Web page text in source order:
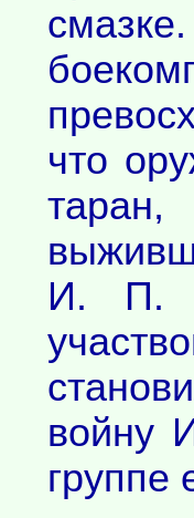
что
И. П.
войну
группе